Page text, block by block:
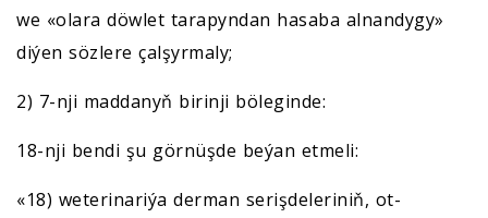
we «olara döwlet tarapyndan hasaba alnandygy»
diýen sözlere çalşyrmaly;
2) 7-nji maddanyň birinji böleginde:
18-nji bendi şu görnüşde beýan etmeli:
«18) weterinariýa derman serişdeleriniň, ot-